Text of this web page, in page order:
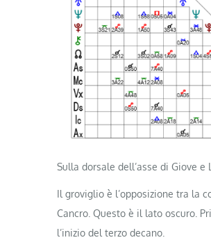
Sulla dorsale dell’asse di Giove e
Il groviglio è l’opposizione tra la
Cancro. Questo è il lato oscuro.
l’inizio del terzo decano.